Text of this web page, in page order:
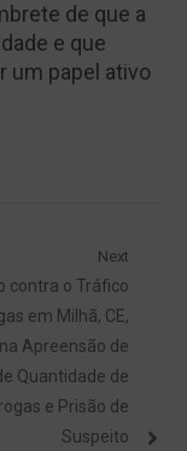
de que a
e que
um papel ativo
Next
contra o Tráfico
em Milhã, CE,
Apreensão de
Quantidade de
e Prisão de
Suspeito